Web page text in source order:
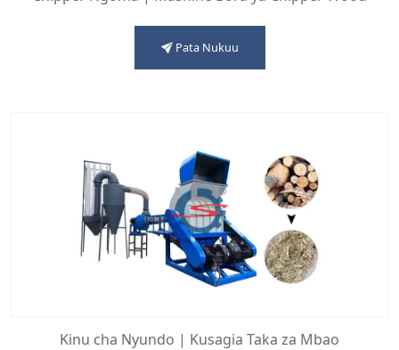
Pata Nukuu
Kinu cha Nyundo | Kusagia Taka za Mbao